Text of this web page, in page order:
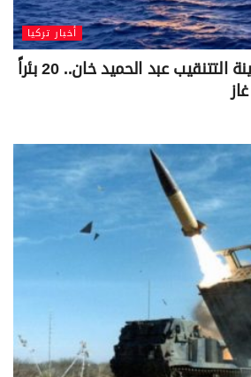
أخبار تركيا
حصاد 4 سنوات لسفينة التتنقيب عبد الحميد خان.. 20 بئراً